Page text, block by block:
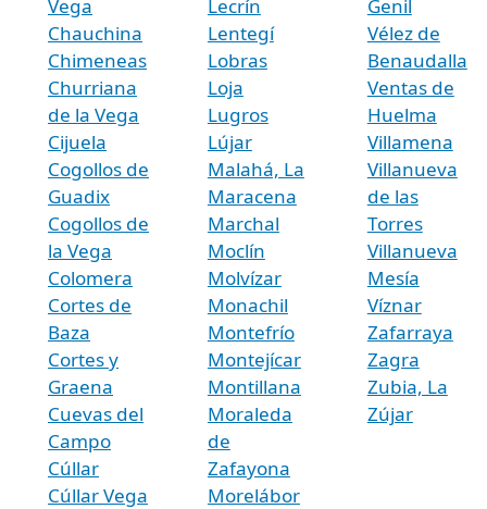
Vega
Chauchina
Chimeneas
Churriana
de la Vega
Cijuela
Cogollos de
Guadix
Cogollos de
la Vega
Colomera
Cortes de
Baza
Cortes y
Graena
Cuevas del
Campo
Cúllar
Cúllar Vega
Lecrín
Lentegí
Lobras
Loja
Lugros
Lújar
Malahá, La
Maracena
Marchal
Moclín
Molvízar
Monachil
Montefrío
Montejícar
Montillana
Moraleda
de
Zafayona
Morelábor
Genil
Vélez de
Benaudalla
Ventas de
Huelma
Villamena
Villanueva
de las
Torres
Villanueva
Mesía
Víznar
Zafarraya
Zagra
Zubia, La
Zújar